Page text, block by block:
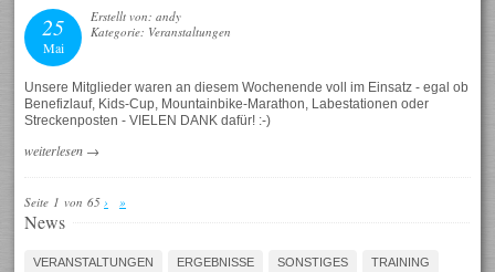
25
Mai
Erstellt von: andy
Kategorie: Veranstaltungen
Unsere Mitglieder waren an diesem Wochenende voll im Einsatz - egal ob
Benefizlauf, Kids-Cup, Mountainbike-Marathon, Labestationen oder
Streckenposten - VIELEN DANK dafür! :-)
weiterlesen →
Seite 1 von 65 › »
News
VERANSTALTUNGEN ERGEBNISSE SONSTIGES TRAINING